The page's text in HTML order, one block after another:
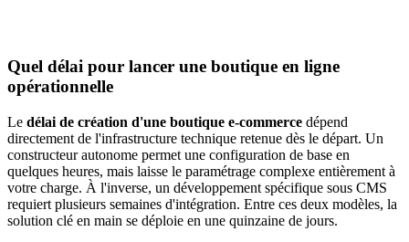
Quel délai pour lancer une boutique en ligne
opérationnelle
Le délai de création d'une boutique e-commerce dépend
directement de l'infrastructure technique retenue dès le départ. Un
constructeur autonome permet une configuration de base en
quelques heures, mais laisse le paramétrage complexe entièrement à
votre charge. À l'inverse, un développement spécifique sous CMS
requiert plusieurs semaines d'intégration. Entre ces deux modèles, la
solution clé en main se déploie en une quinzaine de jours.